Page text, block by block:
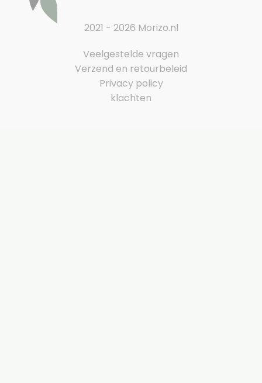
2021 - 2026 Morizo.nl
Veelgestelde vragen
Verzend en retourbeleid
Privacy policy
klachten